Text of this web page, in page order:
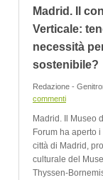
Madrid. Il
Verticale:
necessità
sostenibile?
Redazione -
commenti
Madrid. Il Museo
Forum ha aperto
città di Madrid,
culturale del
Thyssen-